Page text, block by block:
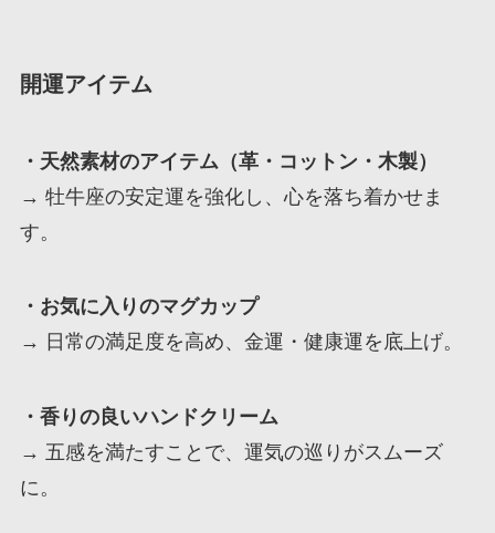
開運アイテム
・天然素材のアイテム（革・コットン・木製）
→ 牡牛座の安定運を強化し、心を落ち着かせま
す。
・お気に入りのマグカップ
→ 日常の満足度を高め、金運・健康運を底上げ。
・香りの良いハンドクリーム
→ 五感を満たすことで、運気の巡りがスムーズ
に。